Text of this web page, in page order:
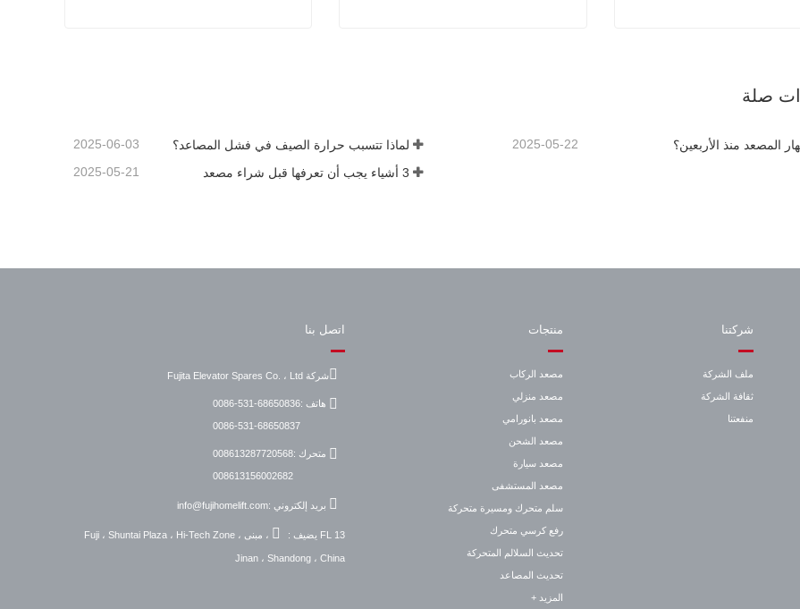
صلة
لماذا تتسبب حرارة الصيف في فشل المصاعد؟ 2025-06-03 المصعد منذ الأربعين؟ 2025-05-22
3 أشياء يجب أن تعرفها قبل شراء مصعد 2025-05-21
اتصل بنا
شركة Fujita Elevator Spares Co. ، Ltd
هاتف :0086-531-68650836
0086-531-68650837
متحرك :008613287720568
008613156002682
بريد إلكتروني :info@fujihomelift.com
يضيف : FL 13 ، مبنى Fuji ، Shuntai Plaza ، Hi-Tech Zone ،
Jinan ، Shandong ، China
منتجات
مصعد الركاب
مصعد منزلي
مصعد بانورامي
مصعد الشحن
مصعد سيارة
مصعد المستشفى
سلم متحرك ومسيرة متحركة
رفع كرسي متحرك
تحديث السلالم المتحركة
تحديث المصاعد
المزيد +
شركتنا
ملف الشركة
ثقافة الشركة
منفعتنا